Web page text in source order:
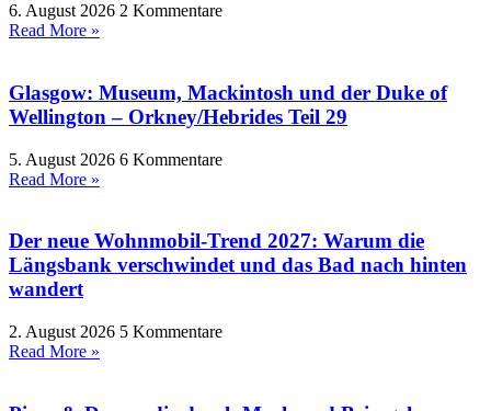
6. August 2026 2 Kommentare
Read More »
Glasgow: Museum, Mackintosh und der Duke of
Wellington – Orkney/Hebrides Teil 29
5. August 2026 6 Kommentare
Read More »
Der neue Wohnmobil-Trend 2027: Warum die
Längsbank verschwindet und das Bad nach hinten
wandert
2. August 2026 5 Kommentare
Read More »